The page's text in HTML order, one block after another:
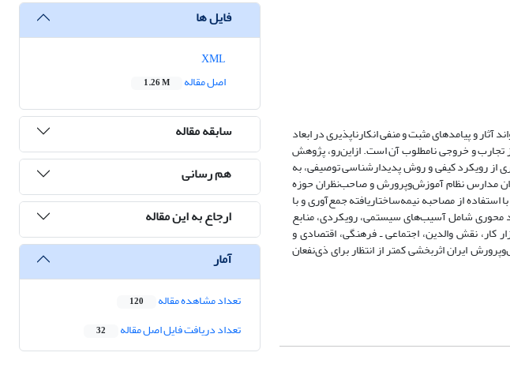
و پیامدهای مثبت و منفی انکارناپذیری در ابعاد
تجارب و خروجی نامطلوب آن است. ازاین‌رو، پژوهش
از رویکرد کیفی و روش پدیدارشناسی توصیفی، به
مدارس نظام آموزش‌وپرورش و صاحب‌نظران حوزه
داده‌ها با استفاده از مصاحبه نیمه‌ساختاریافته جمع‌آوری و با
تحلیل شدند. یافته‌ها حاکی از دو کلان‌آسیب درونی و بیرونی بود. آسیب‌های درونی در قالب ۳۵ کد باز و ۵ کد محوری شامل آسیب‌های سیستمی، رویکردی، منابع
در قالب ۳۹ کد باز و ۵ کد محوری شامل آسیب‌های بازار کار، نقش والدین، اجتماعی ـ فرهنگی، اقتصادی و
ایران اثربخشی کمتر از انتظار برای ذی‌نفعان
فایل ها
اصل مقاله
1.26 M
سابقه مقاله
هم رسانی
ارجاع به این مقاله
آمار
تعداد مشاهده مقاله 120
تعداد دریافت فایل اصل مقاله 32